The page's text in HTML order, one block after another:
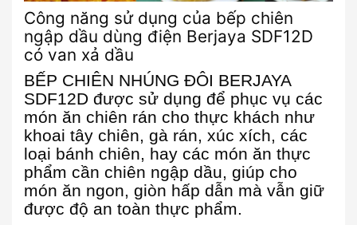
Công năng sử dụng của bếp chiên
ngập dầu dùng điện Berjaya SDF12D
có van xả dầu
BẾP CHIÊN NHÚNG ĐÔI BERJAYA
SDF12D được sử dụng để phục vụ các
món ăn chiên rán cho thực khách như
khoai tây chiên, gà rán, xúc xích, các
loại bánh chiên, hay các món ăn thực
phẩm cần chiên ngập dầu, giúp cho
món ăn ngon, giòn hấp dẫn mà vẫn giữ
được độ an toàn thực phẩm.